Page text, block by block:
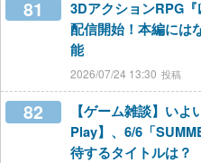
81
3DアクションRPG
配信開始！本編には
能
2026/07/24 13:30
82
【ゲーム雑談】い
Play】、6/6「
待するタイトルは？